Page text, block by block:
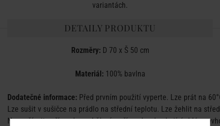
variantách.
DETAILY PRODUKTU
Rozměry: D 70 x Š 50 cm
Materiál: 100% bavlna
Dodatečné informace: Před prvním použití vyperte. Lze prát na 60
Lze sušit v sušičce na prádlo na střední teplotu. Lze žehlit na
Nepoužívejte přípravky na bělení a přípravky obsahující chlór,